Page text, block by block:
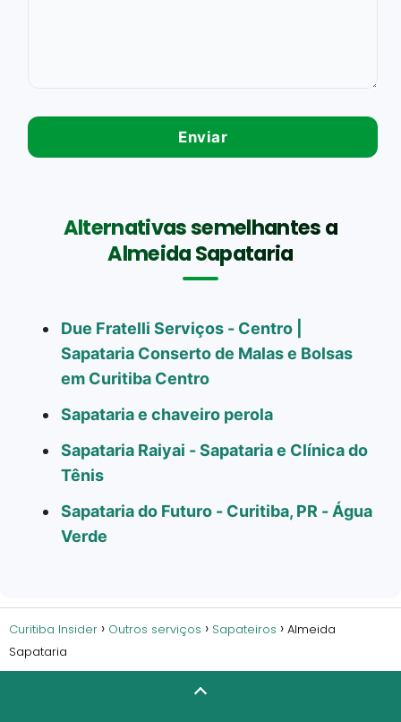
Alternativas semelhantes a
Almeida Sapataria
Due Fratelli Serviços - Centro |
Sapataria Conserto de Malas e Bolsas
em Curitiba Centro
Sapataria e chaveiro perola
Sapataria Raiyai - Sapataria e Clínica do
Tênis
Sapataria do Futuro - Curitiba, PR - Água
Verde
Curitiba Insider Outros serviços Sapateiros
Almeida
Sapataria